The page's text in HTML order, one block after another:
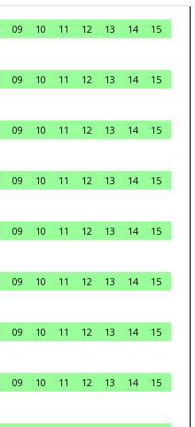
09 10 11 12 13 14
15
09 10 11 12 13 14
15
09 10 11 12 13 14
15
09 10 11 12 13 14
15
09 10 11 12 13 14
15
09 10 11 12 13 14
15
09 10 11 12 13 14
15
09 10 11 12 13 14
15